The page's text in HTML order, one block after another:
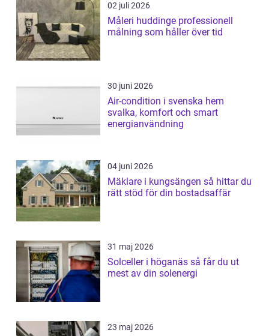
02 juli 2026
Måleri huddinge professionell
målning som håller över tid
30 juni 2026
Air-condition i svenska hem
svalka, komfort och smart
energianvändning
04 juni 2026
Mäklare i kungsängen så hittar du
rätt stöd för din bostadsaffär
31 maj 2026
Solceller i höganäs så får du ut
mest av din solenergi
23 maj 2026